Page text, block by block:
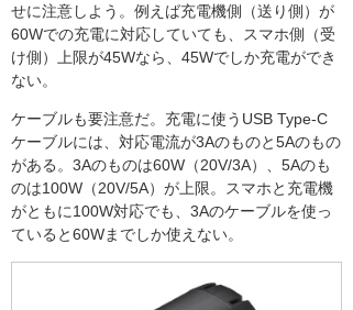
せに注意しよう。例えば充電機側（送り側）が
60Wでの充電に対応していても、スマホ側（受
け側）上限が45Wなら、45Wでしか充電ができ
ない。
ケーブルも要注意だ。充電に使うUSB Type-C
ケーブルには、対応電流が3Aのものと5Aのもの
がある。3Aのものは60W（20V/3A）、5Aのも
のは100W（20V/5A）が上限。スマホと充電機
がともに100W対応でも、3Aのケーブルを使っ
ていると60Wまでしか使えない。